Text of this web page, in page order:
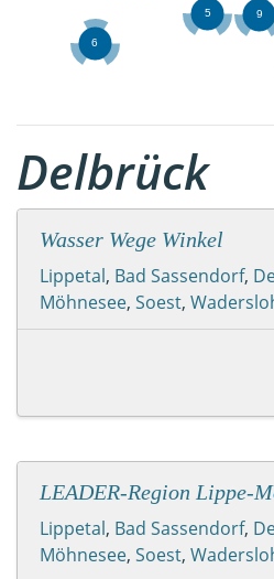
Delbrück
Wasser Wege Winkel
Lippetal, Bad Sassendorf,
Möhnesee, Soest,
LEADER-Region Lippe-
Lippetal, Bad Sassendorf,
Möhnesee, Soest,